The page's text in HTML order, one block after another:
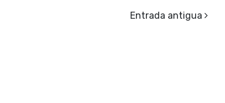
Entrada antigua